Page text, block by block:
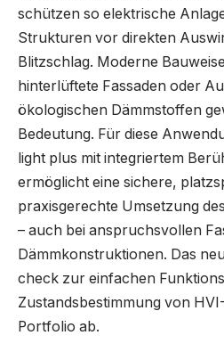
schützen so elektrische
Strukturen vor direkten
Blitzschlag. Moderne
hinterlüftete Fassaden oder
ökologischen Dämmstoffen
Bedeutung. Für diese
light plus mit integriertem
ermöglicht eine sichere,
praxisgerechte Umsetzung
– auch bei anspruchsvollen
Dämmkonstruktionen. Das
check zur einfachen
Zustandsbestimmung von
Portfolio ab.